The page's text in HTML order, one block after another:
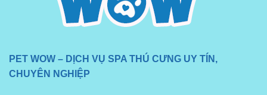
PET WOW – DỊCH VỤ SPA THÚ CƯNG UY TÍN,
CHUYÊN NGHIỆP